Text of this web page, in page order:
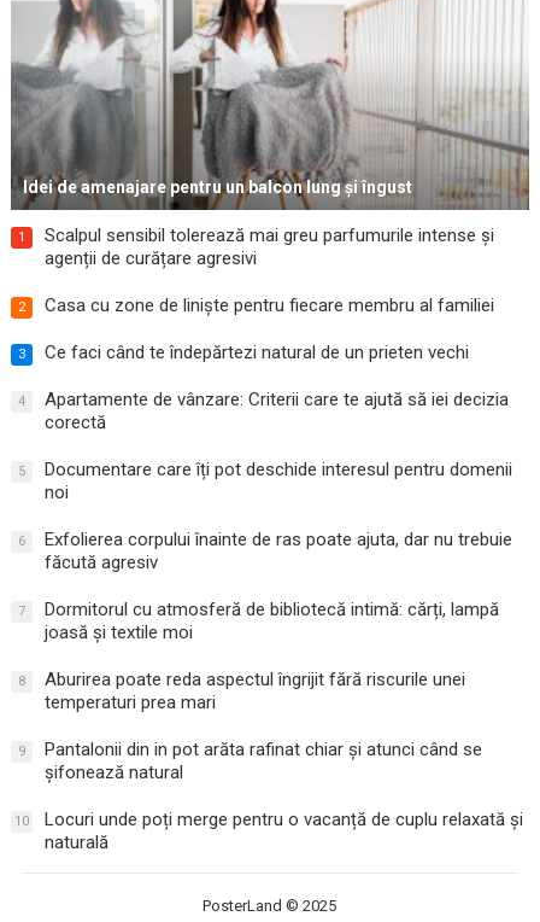
Idei de amenajare pentru un balcon lung și îngust
1
Scalpul sensibil tolerează mai greu parfumurile intense și
agenții de curățare agresivi
2 Casa cu zone de liniște pentru fiecare membru al familiei
3 Ce faci când te îndepărtezi natural de un prieten vechi
4
Apartamente de vânzare: Criterii care te ajută să iei decizia
corectă
5
Documentare care îți pot deschide interesul pentru domenii
noi
6
Exfolierea corpului înainte de ras poate ajuta, dar nu trebuie
făcută agresiv
7
Dormitorul cu atmosferă de bibliotecă intimă: cărți, lampă
joasă și textile moi
8
Aburirea poate reda aspectul îngrijit fără riscurile unei
temperaturi prea mari
9
Pantalonii din in pot arăta rafinat chiar și atunci când se
șifonează natural
10
Locuri unde poți merge pentru o vacanță de cuplu relaxată și
naturală
PosterLand © 2025